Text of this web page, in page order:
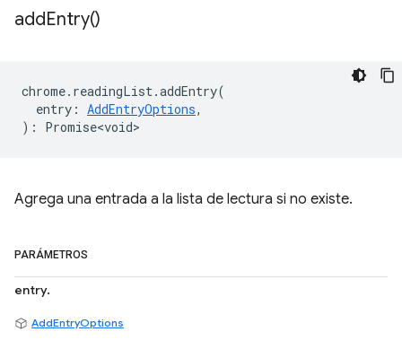
addEntry()
chrome. readingList .addEntry(
entry : AddEntryOptions,
) : Promise<void>
Agrega una entrada a la lista de lectura si no existe.
PARÁMETROS
entry.
AddEntryOptions